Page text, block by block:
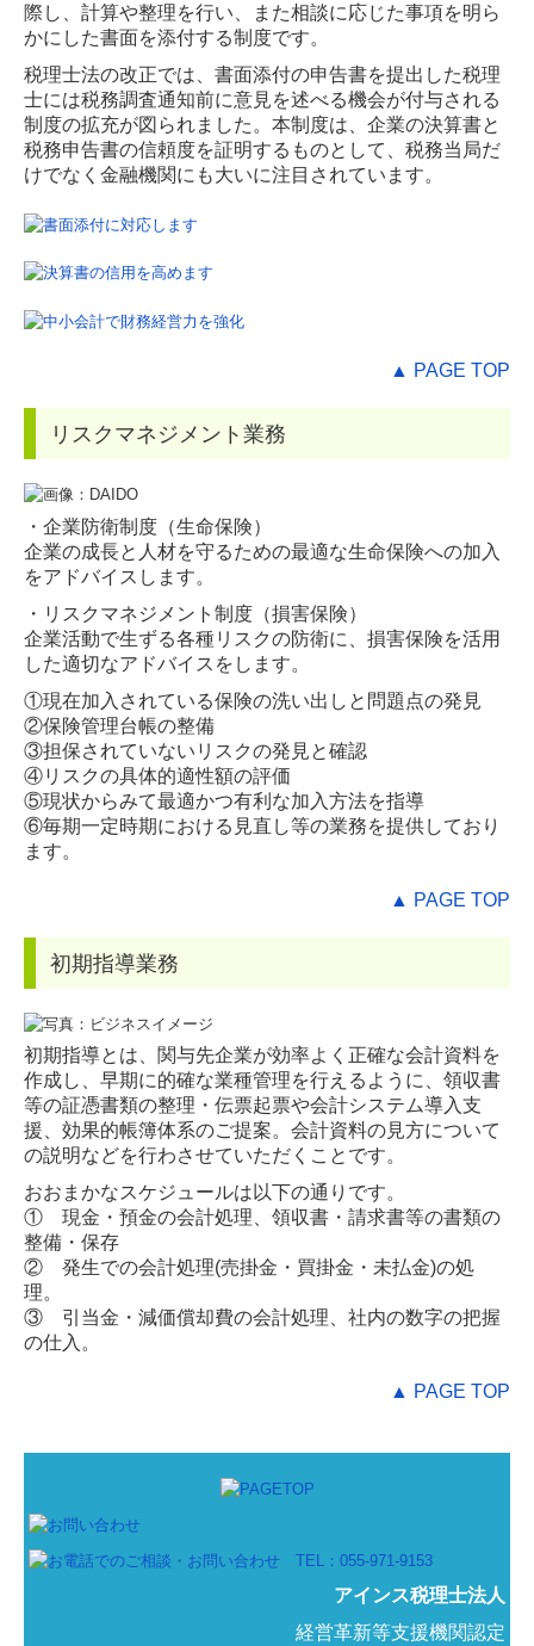
際し、計算や整理を行い、また相談に応じた事項を明ら
かにした書面を添付する制度です。
税理士法の改正では、書面添付の申告書を提出した税理
士には税務調査通知前に意見を述べる機会が付与される
制度の拡充が図られました。本制度は、企業の決算書と
税務申告書の信頼度を証明するものとして、税務当局だ
けでなく金融機関にも大いに注目されています。
▲ PAGE TOP
リスクマネジメント業務
・企業防衛制度（生命保険）
企業の成長と人材を守るための最適な生命保険への加入
をアドバイスします。
・リスクマネジメント制度（損害保険）
企業活動で生ずる各種リスクの防衛に、損害保険を活用
した適切なアドバイスをします。
①現在加入されている保険の洗い出しと問題点の発見
②保険管理台帳の整備
③担保されていないリスクの発見と確認
④リスクの具体的適性額の評価
⑤現状からみて最適かつ有利な加入方法を指導
⑥毎期一定時期における見直し等の業務を提供しており
ます。
▲ PAGE TOP
初期指導業務
初期指導とは、関与先企業が効率よく正確な会計資料を
作成し、早期に的確な業種管理を行えるように、領収書
等の証憑書類の整理・伝票起票や会計システム導入支
援、効果的帳簿体系のご提案。会計資料の見方について
の説明などを行わさせていただくことです。
おおまかなスケジュールは以下の通りです。
① 現金・預金の会計処理、領収書・請求書等の書類の
整備・保存
② 発生での会計処理(売掛金・買掛金・未払金)の処
理。
③ 引当金・減価償却費の会計処理、社内の数字の把握
の仕入。
▲ PAGE TOP
アインス税理士法人
経営革新等支援機関認定